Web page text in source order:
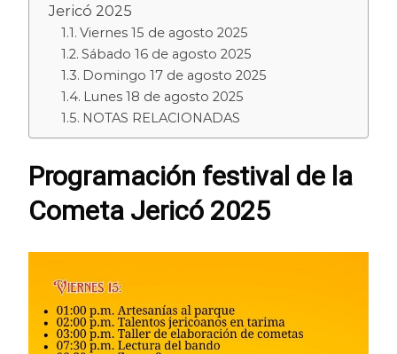
Jericó 2025
Viernes 15 de agosto 2025
Sábado 16 de agosto 2025
Domingo 17 de agosto 2025
Lunes 18 de agosto 2025
NOTAS RELACIONADAS
Programación festival de la
Cometa Jericó 2025